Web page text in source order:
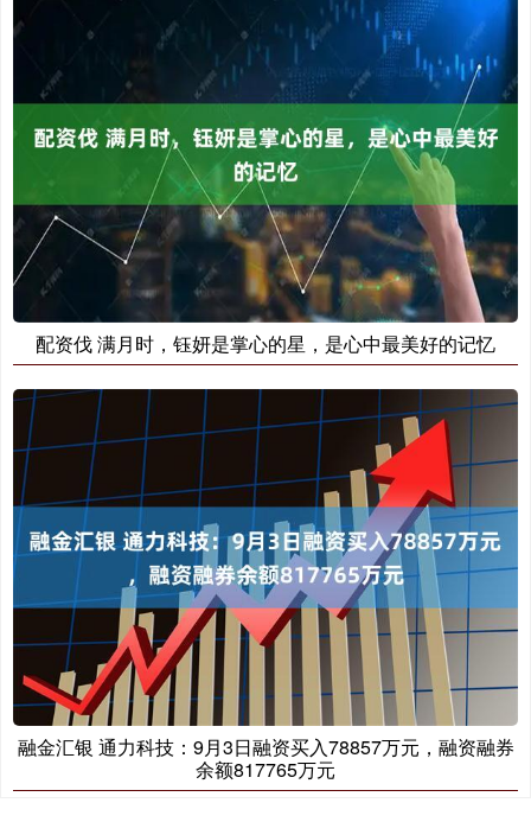
配资伐 满月时，钰妍是掌心的星，是心中最美好的记忆
融金汇银 通力科技：9月3日融资买入78857万元，融资融券
余额817765万元